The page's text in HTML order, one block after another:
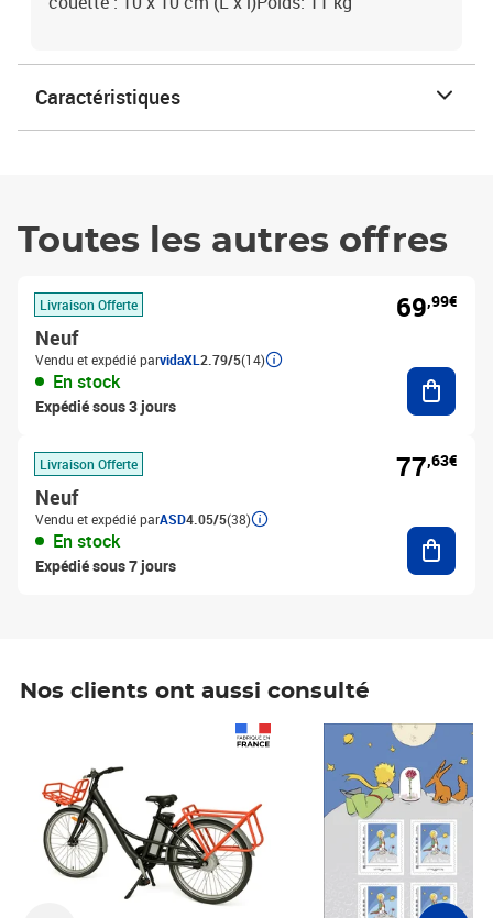
Caractéristiques
Toutes les autres offres
Livraison Offerte
Neuf
Vendu et expédié parvidaXL 2.79/5(14)
En stock
Expédié sous 3 jours
69,99€
Livraison Offerte
Neuf
Vendu et expédié parASD4.05/5(38)
En stock
Expédié sous 7 jours
77,63€
Nos clients ont aussi consulté
Prix 7,50€